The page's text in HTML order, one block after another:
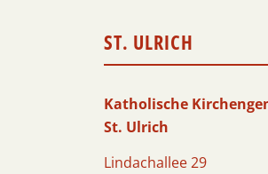
ST. ULRICH
Katholische
St. Ulrich
Lindachallee 29